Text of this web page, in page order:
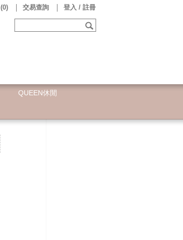
(0) 交易查詢 登入 / 註冊
QUEEN休閒